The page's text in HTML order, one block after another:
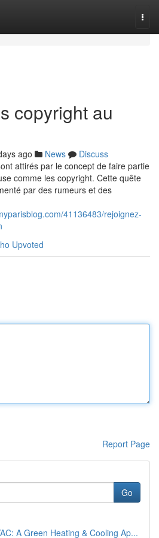
copyright au
ago News
Discuss
attirés par le concept de faire partie
comme les copyright. Cette quête
par des rumeurs et des
41136483/rejoignez-
Upvoted
Report Page
Go
A Green Heating & Cooling Ap...